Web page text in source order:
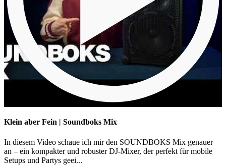
Klein aber Fein | Soundboks Mix
In diesem Video schaue ich mir den SOUNDBOKS Mix genauer
an – ein kompakter und robuster DJ-Mixer, der perfekt für mobile
Setups und Partys geei...